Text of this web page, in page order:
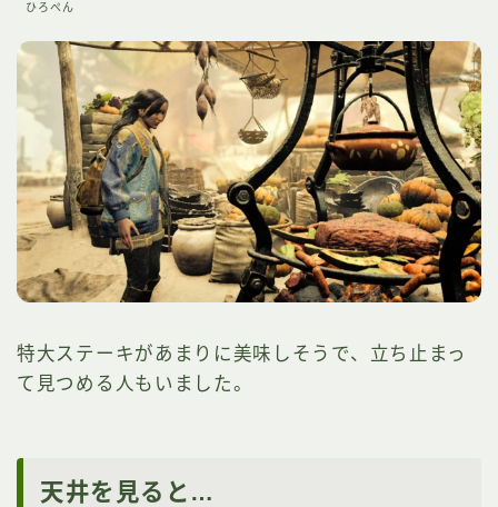
ひろぺん
特大ステーキがあまりに美味しそうで、立ち止まっ
て見つめる人もいました。
天井を見ると…